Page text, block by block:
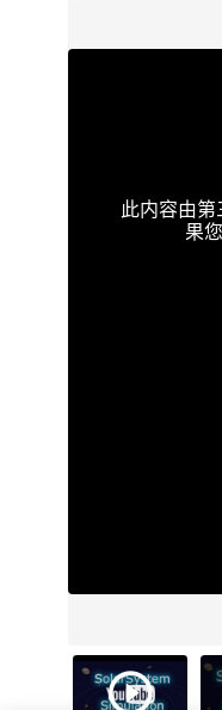
此内容由
果